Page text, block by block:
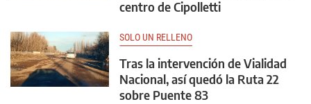
centro de Cipolletti
SOLO UN RELLENO
Tras la intervención de Vialidad
Nacional, así quedó la Ruta 22
sobre Puente 83